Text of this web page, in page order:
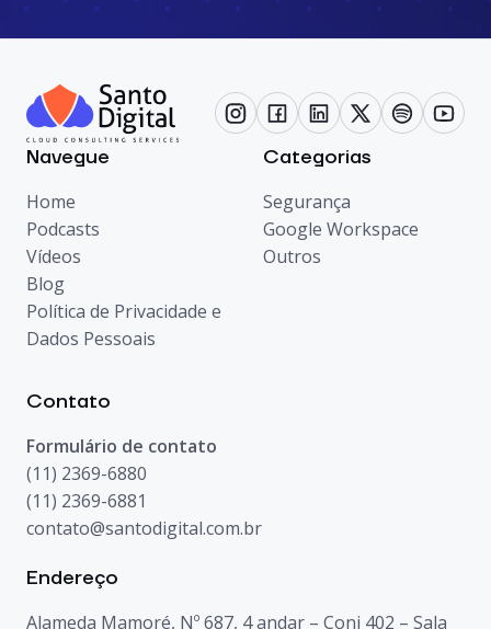
Navegue
Home
Podcasts
Vídeos
Blog
Política de Privacidade e
Dados Pessoais
Categorias
Segurança
Google Workspace
Outros
Contato
Formulário de contato
(11) 2369-6880
(11) 2369-6881
contato@santodigital.com.br
Endereço
Alameda Mamoré, Nº 687, 4 andar – Conj 402 – Sala